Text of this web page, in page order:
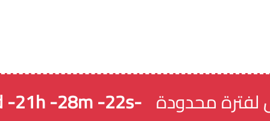
الأمن الاحترافية.
محدودة -1d -21h -28m -24s